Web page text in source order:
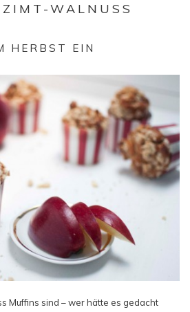
WALNUSS
HERBST EIN
Muffins sind – wer hätte es gedacht